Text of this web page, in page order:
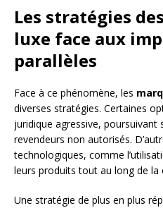
Les stratégies
luxe face aux
parallèles
Face à ce phénomène, les
diverses stratégies. Certaines
juridique agressive, poursuivant
revendeurs non autorisés.
technologiques, comme
leurs produits tout au long de la
Une stratégie de plus en plus